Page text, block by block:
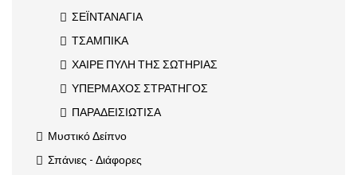
ΣΕΪΝΤΑΝΑΓΙΑ
ΤΣΑΜΠΙΚΑ
ΧΑΙΡΕ ΠΥΛΗ ΤΗΣ ΣΩΤΗΡΙΑΣ
ΥΠΕΡΜΑΧΟΣ ΣΤΡΑΤΗΓΟΣ
ΠΑΡΑΔΕΙΣΙΩΤΙΣΑ
Μυστικό Δείπνο
Σπάνιες - Διάφορες